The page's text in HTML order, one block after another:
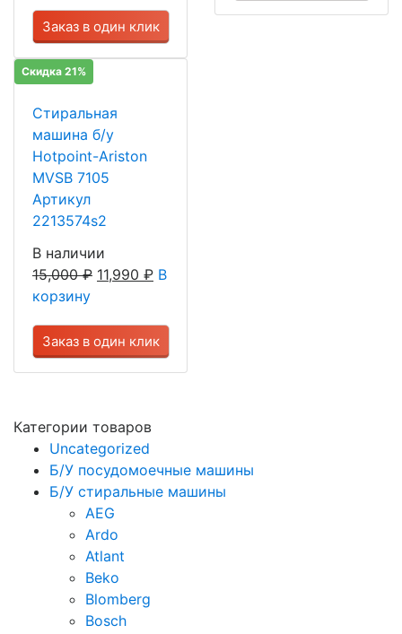
Заказ в один клик
Скидка 21%
Стиральная
машина б/у
Hotpoint-Ariston
MVSB 7105
Артикул
2213574s2
В наличии
15,000₽ 11,990 ₽ В
корзину
Заказ в один клик
Категории товаров
Uncategorized
Б/У посудомоечные машины
Б/У стиральные машины
AEG
Ardo
Atlant
Beko
Blomberg
Bosch